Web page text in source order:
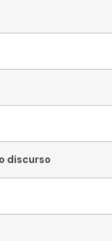
discurso